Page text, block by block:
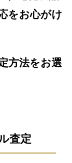
をお心がけ
方法をお選
査定